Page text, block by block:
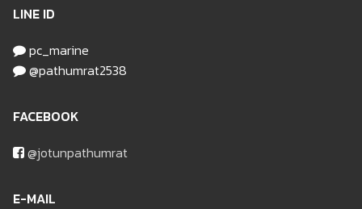
LINE ID
pc_marine
@pathumrat2538
FACEBOOK
@jotunpathumrat
E-MAIL